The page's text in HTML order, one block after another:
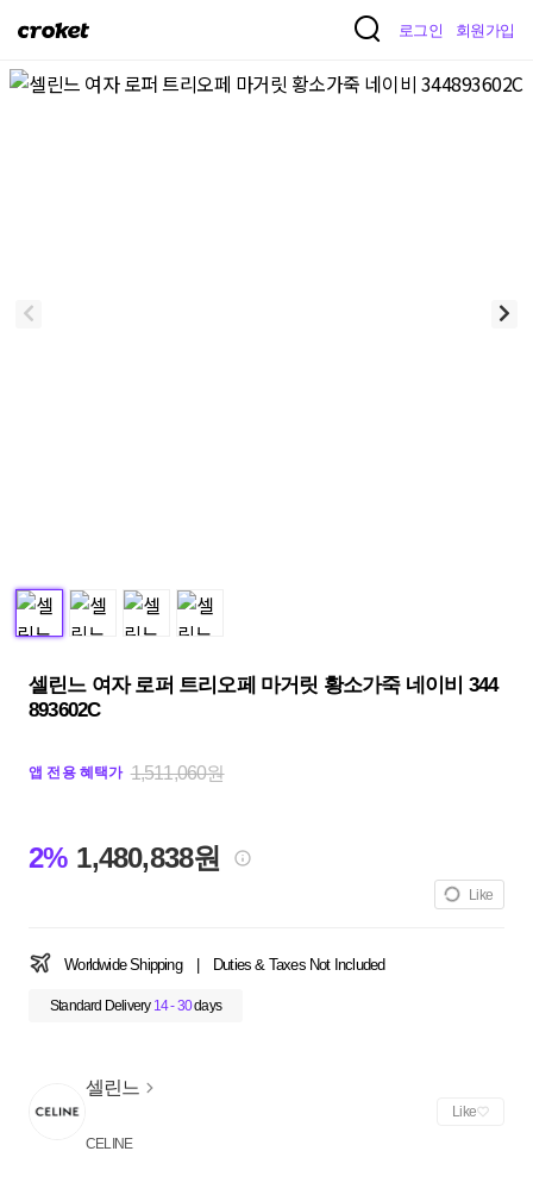
크
켓
로그인 회원가입
셀린느 여자 로퍼 트리오페 마거릿 황소가죽 네이비 344
893602C
앱 전용 혜택가 1,511,060원
2% 1,480,838원
Like
Worldwide Shipping Duties & Taxes Not Included
Standard Delivery 14 - 30days
셀린느
CELINE
Like